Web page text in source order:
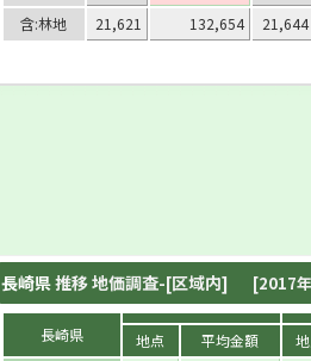
含:林地
21,621 132,654 21,644
長崎県推移 地価調査-[区域内] [2017
長崎県 地点 平均金額